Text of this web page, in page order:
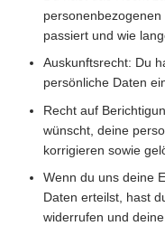
passiert und wie
Auskunftsrecht: Du
persönliche Daten
Recht auf
wünscht, deine
korrigieren sowie
Wenn du uns deine
Daten erteilst, hast
widerrufen und